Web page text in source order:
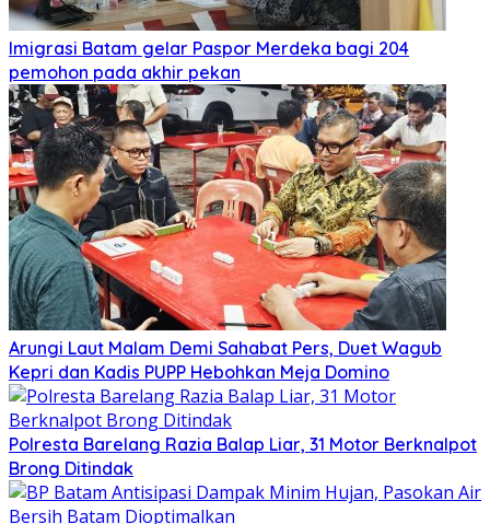
Imigrasi Batam gelar Paspor Merdeka bagi 204
pemohon pada akhir pekan
Arungi Laut Malam Demi Sahabat Pers, Duet Wagub
Kepri dan Kadis PUPP Hebohkan Meja Domino
Polresta Barelang Razia Balap Liar, 31 Motor Berknalpot
Brong Ditindak